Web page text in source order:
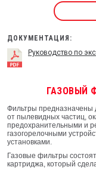
ДОКУМЕНТАЦИЯ:
Руководство по
ГАЗОВЫЙ
Фильтры предназначены
от пылевидных частиц,
предохранительными и
газогорелочными
установками.
Газовые фильтры
картриджа, который